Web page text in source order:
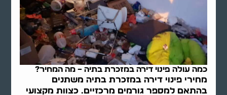
כמה עולה פינוי דירה במזכרת בתיה – מה המחיר?
מחירי פינוי דירה במזכרת בתיה משתנים
בהתאם למספר גורמים מרכזיים. כצוות מקצועי